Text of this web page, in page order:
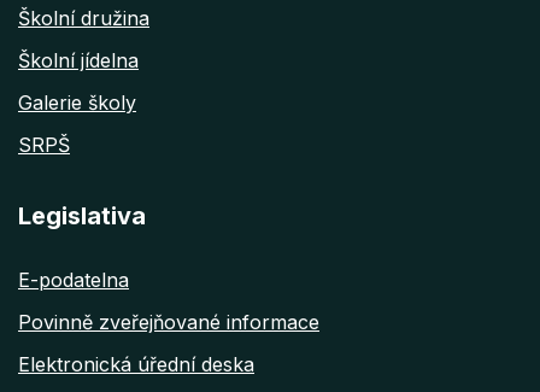
Školní družina
Školní jídelna
Galerie školy
SRPŠ
Legislativa
E-podatelna
Povinně zveřejňované informace
Elektronická úřední deska